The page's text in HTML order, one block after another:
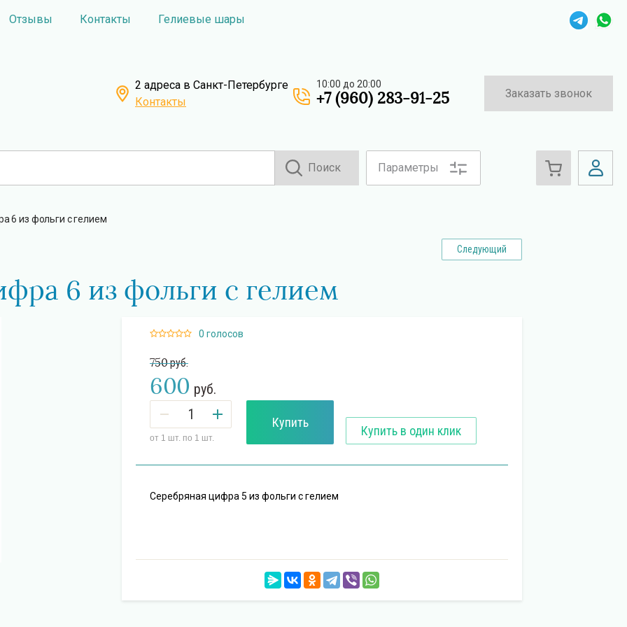
Отзывы Контакты Гелиевые шары
2 адреса в Санкт-Петербурге
Контакты
Заказать звонок
10:00 до 20:00
+7 (960) 283-91-25
Поиск Параметры
6 из фольги с гелием
Следующий
6 из фольги с гелием
0 голосов
750руб.
600 руб.
от 1 шт. по 1 шт.
Купить
Купить в один клик
Серебряная цифра 5 из фольги с гелием